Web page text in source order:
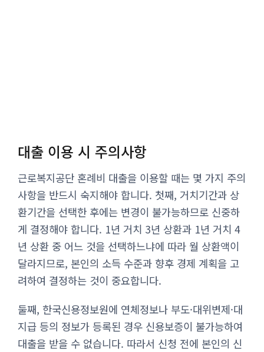
대출 이용 시 주의사항
근로복지공단 혼례비 대출을 이용할 때는 몇 가지 주의
사항을 반드시 숙지해야 합니다. 첫째, 거치기간과 상
환기간을 선택한 후에는 변경이 불가능하므로 신중하
게 결정해야 합니다. 1년 거치 3년 상환과 1년 거치 4
년 상환 중 어느 것을 선택하느냐에 따라 월 상환액이
달라지므로, 본인의 소득 수준과 향후 경제 계획을 고
려하여 결정하는 것이 중요합니다.
둘째, 한국신용정보원에 연체정보나 부도·대위변제·대
지급 등의 정보가 등록된 경우 신용보증이 불가능하여
대출을 받을 수 없습니다. 따라서 신청 전에 본인의 신